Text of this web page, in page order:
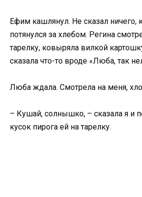
Ефим кашлянул. Не сказал ничего,
потянулся за хлебом. Регина
тарелку, ковыряла вилкой
сказала что-то вроде «Люба, так
Люба ждала. Смотрела на меня,
– Кушай, солнышко, – сказала я и
кусок пирога ей на тарелку.